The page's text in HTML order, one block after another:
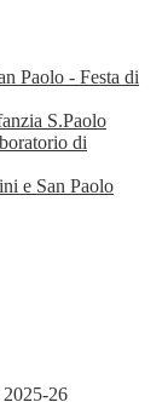
Paolo - Festa di
S.Paolo
di
e San Paolo
26